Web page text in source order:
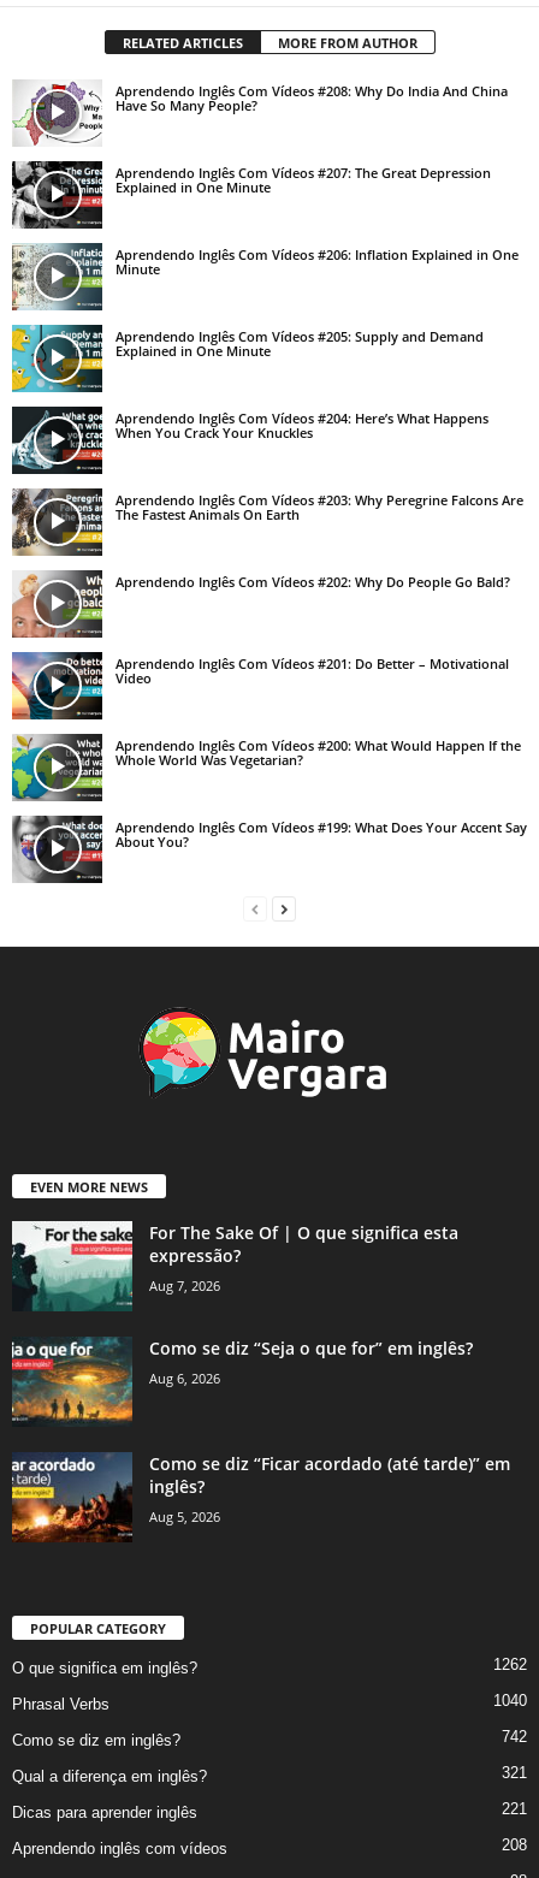
RELATED ARTICLES MORE FROM AUTHOR
Aprendendo Inglês Com Vídeos #208: Why Do India And China
Have So Many People?
Aprendendo Inglês Com Vídeos #207: The Great Depression
Explained in One Minute
Aprendendo Inglês Com Vídeos #206: Inflation Explained in One
Minute
Aprendendo Inglês Com Vídeos #205: Supply and Demand
Explained in One Minute
Aprendendo Inglês Com Vídeos #204: Here’s What Happens
When You Crack Your Knuckles
Aprendendo Inglês Com Vídeos #203: Why Peregrine Falcons Are
The Fastest Animals On Earth
Aprendendo Inglês Com Vídeos #202: Why Do People Go Bald?
Aprendendo Inglês Com Vídeos #201: Do Better – Motivational
Video
Aprendendo Inglês Com Vídeos #200: What Would Happen If the
Whole World Was Vegetarian?
Aprendendo Inglês Com Vídeos #199: What Does Your Accent Say
About You?
EVEN MORE NEWS
For The Sake Of | O que significa esta
expressão?
Aug 7, 2026
Como se diz “Seja o que for” em inglês?
Aug 6, 2026
Como se diz “Ficar acordado (até tarde)” em
inglês?
Aug 5, 2026
POPULAR CATEGORY
O que significa em inglês? 1262
Phrasal Verbs 1040
Como se diz em inglês? 742
Qual a diferença em inglês? 321
Dicas para aprender inglês 221
Aprendendo inglês com vídeos 208